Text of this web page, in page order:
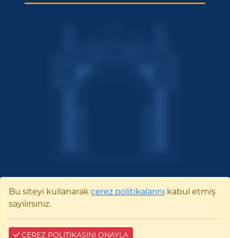
Bilecik Şeyh Edebali
Bu siteyi kullanarak çerez politikalarını kabul etmiş
sayılırsınız.
ÇEREZ POLİTİKASINI ONAYLA